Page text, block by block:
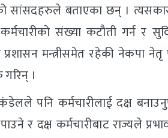
सांसदहरुले बताएका छन् ।
संख्या कटौती गर्न र
मन्त्रीसमेत रहेकी नेकपा
।
पनि कर्मचारीलाई दक्ष
र दक्ष कर्मचारीबाट राज्यले